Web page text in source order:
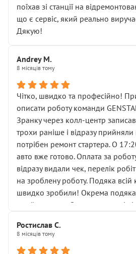
Окремий момент, який виглядає
мені заявили, що бачок
міняти разом із головним
Для людини, яка хоча б трохи
це звучить як мінімум
спроба продати дорогий вузол
ущільнювачів.
Що прикро — це не перший мій
вас стартер, і тоді сервіс наче
враження. Але згодом знайшов
лобовим склом. Мені пояснили, що
відкручували”, і попросили не
новий власник, не застяг в полі))
Але після нинішнього візиту такі
здаються дрібницями.
Я — клієнт, який працює на довірі,
Хотілося б більше:
• належної уваги до авто
• прозорості в роботах і рахунках
поїхав зі станції на
що є сервіс, який реально
Дякую!
Andrey M.
8 місяців тому
Чітко, швидко та професійно!
описати роботу команди
Зранку через колл-центр
трохи раніше і відразу
потрібен ремонт стартера. О
авто вже готово. Оплата за
відразу видали чек, перелік
на зроблену роботу. Подяка всій
швидко зробили! Окрема
приймальнику Олександру: всі
звертатися до цього автосервісу.
Ростислав С.
8 місяців тому